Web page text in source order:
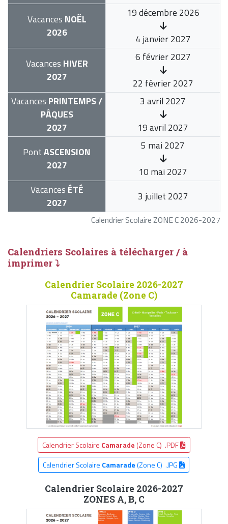
Calendrier Scolaire ZONE C 2026-2027
Vacances NOËL
2026
19 décembre 2026
4 janvier 2027
Vacances HIVER
2027
6 février 2027
22 février 2027
Vacances PRINTEMPS /
PÂQUES
2027
3 avril 2027
19 avril 2027
PontASCENSION
2027
5 mai 2027
10 mai 2027
Vacances ÉTÉ
2027
3 juillet 2027
Calendriers Scolaires à télécharger / à
imprimer ⤵
Calendrier Scolaire 2026-2027
Camarade (Zone C)
Calendrier Scolaire Camarade (Zone C) .PDF
Calendrier Scolaire Camarade(Zone C) .JPG
Calendrier Scolaire 2026-2027
ZONES A, B, C